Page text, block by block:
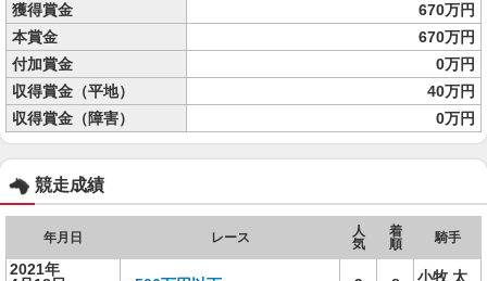
獲得賞金
670万円
本賞金
670万円
付加賞金
0万円
収得賞金（平地）
40万円
収得賞金（障害）
0万円
競走成績
年月日 レース
人
気
着
順
騎手
2021年
小牧 太